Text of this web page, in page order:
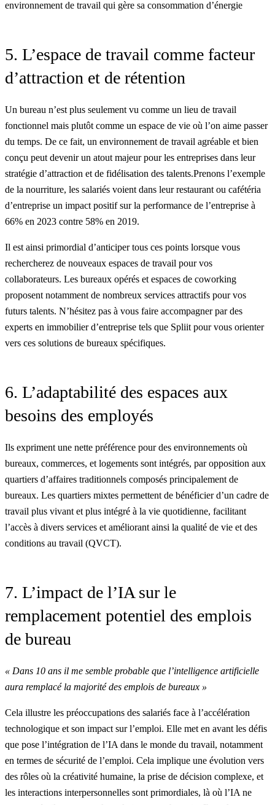
environnement de travail qui gère sa consommation d’énergie
5. L’espace de travail comme facteur
d’attraction et de rétention
Un bureau n’est plus seulement vu comme un lieu de travail
fonctionnel mais plutôt comme un espace de vie où l’on aime passer
du temps. De ce fait, un environnement de travail agréable et bien
conçu peut devenir un atout majeur pour les entreprises dans leur
stratégie d’attraction et de fidélisation des talents.Prenons l’exemple
de la nourriture, les salariés voient dans leur restaurant ou cafétéria
d’entreprise un impact positif sur la performance de l’entreprise à
66% en 2023 contre 58% en 2019.
Il est ainsi primordial d’anticiper tous ces points lorsque vous
rechercherez de nouveaux espaces de travail pour vos
collaborateurs. Les bureaux opérés et espaces de coworking
proposent notamment de nombreux services attractifs pour vos
futurs talents. N’hésitez pas à vous faire accompagner par des
experts en immobilier d’entreprise tels que Spliit pour vous orienter
vers ces solutions de bureaux spécifiques.
6. L’adaptabilité des espaces aux
besoins des employés
Ils expriment une nette préférence pour des environnements où
bureaux, commerces, et logements sont intégrés, par opposition aux
quartiers d’affaires traditionnels composés principalement de
bureaux. Les quartiers mixtes permettent de bénéficier d’un cadre de
travail plus vivant et plus intégré à la vie quotidienne, facilitant
l’accès à divers services et améliorant ainsi la qualité de vie et des
conditions au travail (QVCT).
7. L’impact de l’IA sur le
remplacement potentiel des emplois
de bureau
« Dans 10 ans il me semble probable que l’intelligence artificielle
aura remplacé la majorité des emplois de bureaux »
Cela illustre les préoccupations des salariés face à l’accélération
technologique et son impact sur l’emploi. Elle met en avant les défis
que pose l’intégration de l’IA dans le monde du travail, notamment
en termes de sécurité de l’emploi. Cela implique une évolution vers
des rôles où la créativité humaine, la prise de décision complexe, et
les interactions interpersonnelles sont primordiales, là où l’IA ne